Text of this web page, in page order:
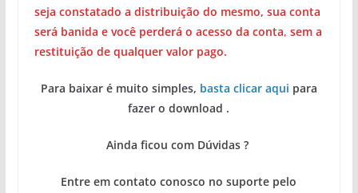
seja constatado a distribuição do mesmo, sua conta
será banida e você perderá o acesso da conta, sem a
restituição de qualquer valor pago.
Para baixar é muito simples, basta clicar aqui para
fazer o download .
Ainda ficou com Dúvidas ?
Entre em contato conosco no suporte pelo